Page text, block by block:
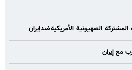
الصهيونية الأمريكية ضد إيران
مع إيران